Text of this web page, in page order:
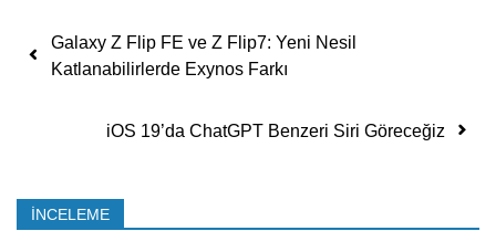
Yazı dolaşımı
Galaxy Z Flip FE ve Z Flip7: Yeni Nesil
Katlanabilirlerde Exynos Farkı
iOS 19’da ChatGPT Benzeri Siri Göreceğiz
İNCELEME